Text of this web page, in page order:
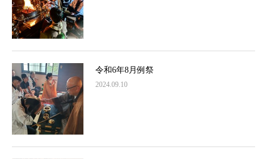
令和6年8月例祭
2024.09.10